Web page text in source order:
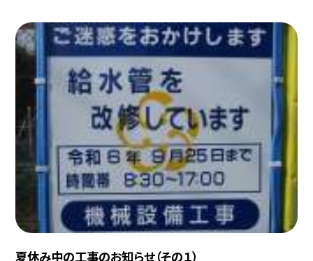
夏休み中の工事のお知らせ（その１）